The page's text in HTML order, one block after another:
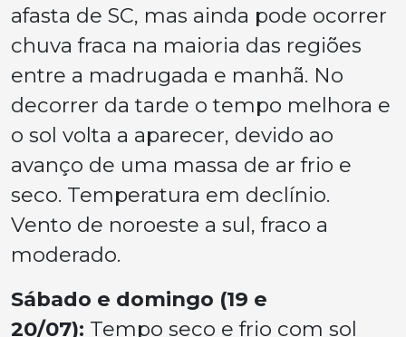
afasta de SC, mas ainda pode ocorrer
chuva fraca na maioria das regiões
entre a madrugada e manhã. No
decorrer da tarde o tempo melhora e
o sol volta a aparecer, devido ao
avanço de uma massa de ar frio e
seco. Temperatura em declínio.
Vento de noroeste a sul, fraco a
moderado.
Sábado e domingo (19 e
20/07): Tempo seco e frio com sol